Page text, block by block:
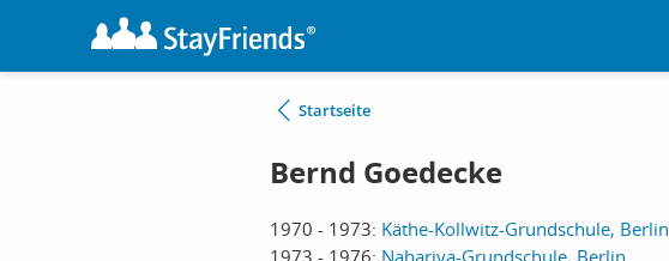
Startseite
Bernd Goedecke
1970 - 1973: Käthe-Kollwitz-Grundschule, Berlin
1973 - 1976: Nahariya-Grundschule, Berlin